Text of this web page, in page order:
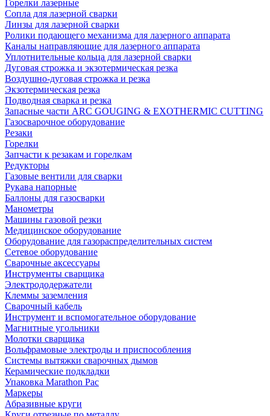
Горелки лазерные
Сопла для лазерной сварки
Линзы для лазерной сварки
Ролики подающего механизма для лазерного аппарата
Каналы направляющие для лазерного аппарата
Уплотнительные кольца для лазерной сварки
Дуговая строжка и экзотермическая резка
Воздушно-дуговая строжка и резка
Экзотермическая резка
Подводная сварка и резка
Запасные части ARC GOUGING & EXOTHERMIC CUTTING
Газосварочное оборудование
Резаки
Горелки
Запчасти к резакам и горелкам
Редукторы
Газовые вентили для сварки
Рукава напорные
Баллоны для газосварки
Манометры
Машины газовой резки
Медицинское оборудование
Оборудование для газораспределительных систем
Сетевое оборудование
Сварочные аксессуары
Инструменты сварщика
Электрододержатели
Клеммы заземления
Сварочный кабель
Инструмент и вспомогательное оборудование
Магнитные угольники
Молотки сварщика
Вольфрамовые электроды и приспособления
Системы вытяжки сварочных дымов
Керамические подкладки
Упаковка Marathon Pac
Маркеры
Абразивные круги